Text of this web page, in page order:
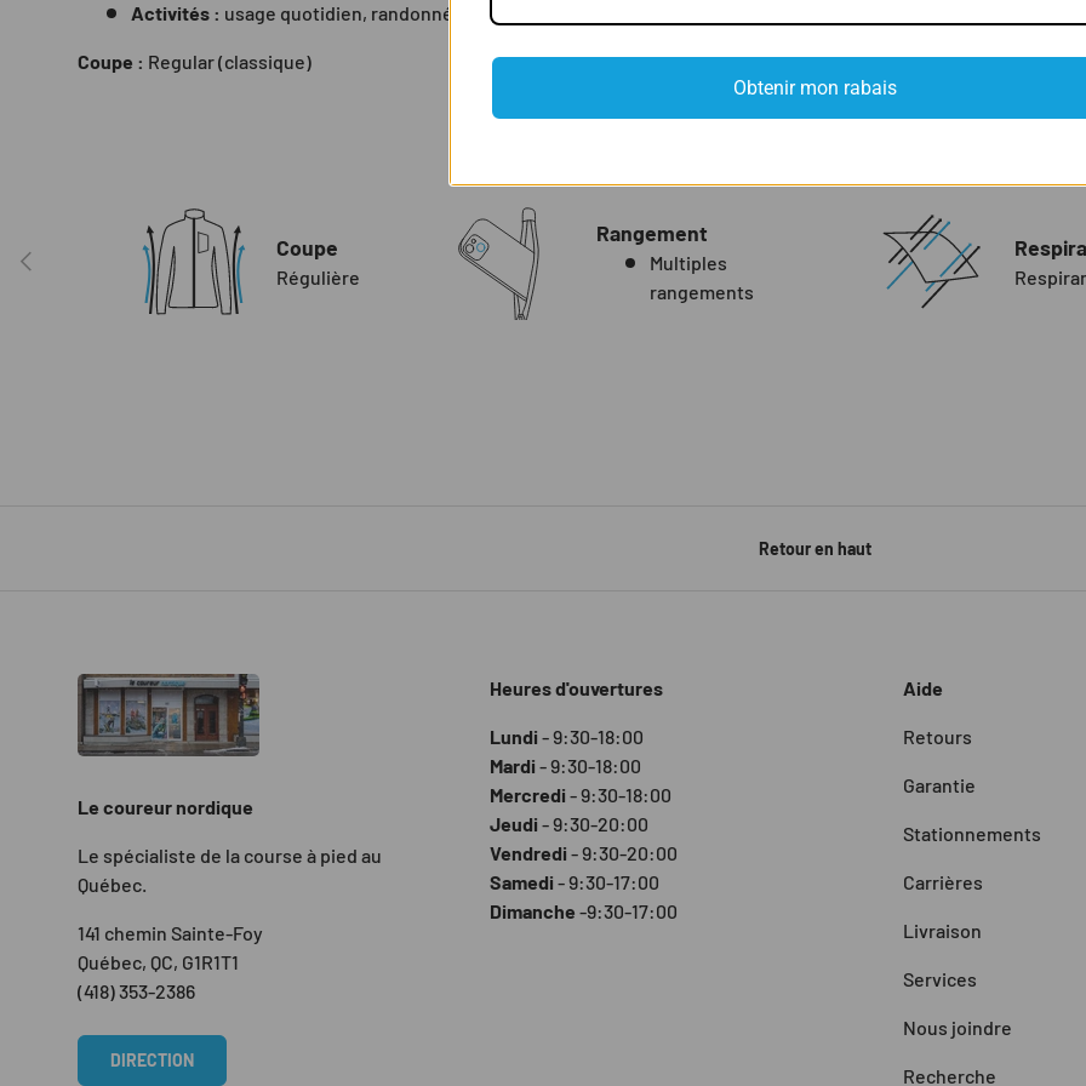
Activités : usage quotidien, randonnée, aventures hivernales
Coupe : Regular (classique)
PRÉCÉDENT Coupe
Régulière
Rangement
Multiples
rangements
Retour en haut
Le coureur nordique
Le spécialiste de la course à pied au
Québec.
141 chemin Sainte-Foy
Québec, QC, G1R1T1
(418) 353-2386
DIRECTION
Heures d'ouvertures
Lundi - 9:30-18:00
Mardi - 9:30-18:00
Mercredi - 9:30-18:00
Jeudi - 9:30-20:00
Vendredi - 9:30-20:00
Samedi- 9:30-17:00
Dimanche -9:30-17:00
Aide
Retours
Garantie
Stationnements
Carrières
Livraison
Services
Nous joindre
Recherche
Obtenir mon rabais